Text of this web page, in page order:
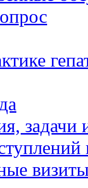
задачи